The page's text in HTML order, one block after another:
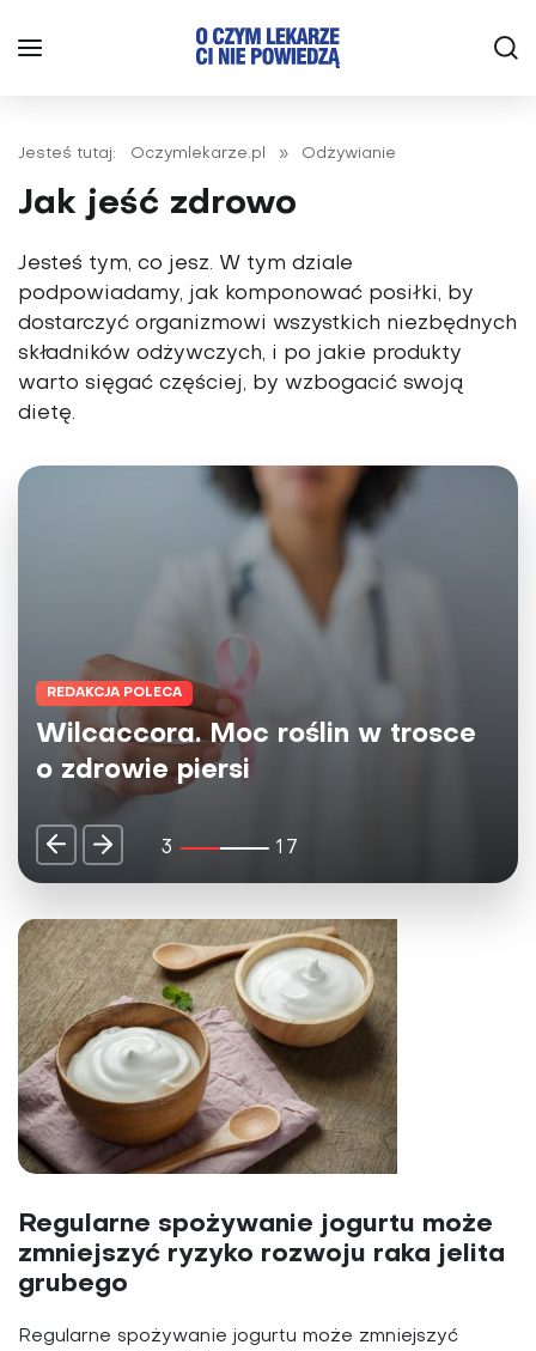
Jesteś tutaj: Oczymlekarze.pl » Odżywianie
Jak jeść zdrowo
Jesteś tym, co jesz. W tym dziale
podpowiadamy, jak komponować posiłki, by
dostarczyć organizmowi wszystkich niezbędnych
składników odżywczych, i po jakie produkty
warto sięgać częściej, by wzbogacić swoją
dietę.
REDAKCJA POLECA
Herbaty Big-Active - naturalne
źródło dobrej energii dla umysłu i
ciała
4 17
Regularne spożywanie jogurtu może
zmniejszyć ryzyko rozwoju raka jelita
grubego
Regularne spożywanie jogurtu może zmniejszyć